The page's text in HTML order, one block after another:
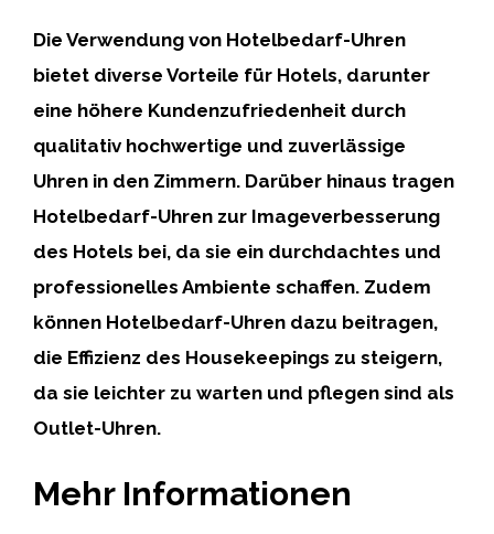
Die Verwendung von Hotelbedarf-Uhren
bietet diverse Vorteile für Hotels, darunter
eine höhere Kundenzufriedenheit durch
qualitativ hochwertige und zuverlässige
Uhren in den Zimmern. Darüber hinaus tragen
Hotelbedarf-Uhren zur Imageverbesserung
des Hotels bei, da sie ein durchdachtes und
professionelles Ambiente schaffen. Zudem
können Hotelbedarf-Uhren dazu beitragen,
die Effizienz des Housekeepings zu steigern,
da sie leichter zu warten und pflegen sind als
Outlet-Uhren.
Mehr Informationen